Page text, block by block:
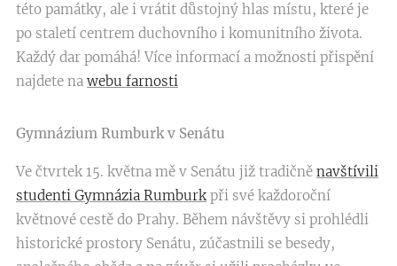
této památky, ale i vrátit důstojný hlas místu, které je
po staletí centrem duchovního i komunitního života.
Každý dar pomáhá! Více informací a možnosti přispění
najdete na webu farnosti
Gymnázium Rumburk v Senátu
Ve čtvrtek 15. května mě v Senátu již tradičně navštívili
studenti Gymnázia Rumburkpři své každoroční
květnové cestě do Prahy. Během návštěvy si prohlédli
historické prostory Senátu, zúčastnili se besedy,